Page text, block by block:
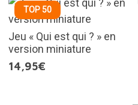
TOP 50
Jeu « Qui est qui ? » en
version miniature
14,95€